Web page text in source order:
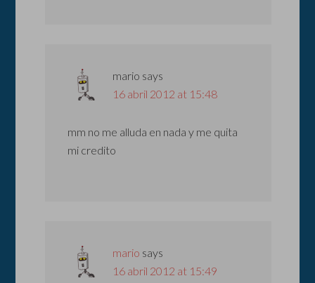
mario says
16 abril 2012 at 15:48
mm no me alluda en nada y me quita
mi credito
mario says
16 abril 2012 at 15:49